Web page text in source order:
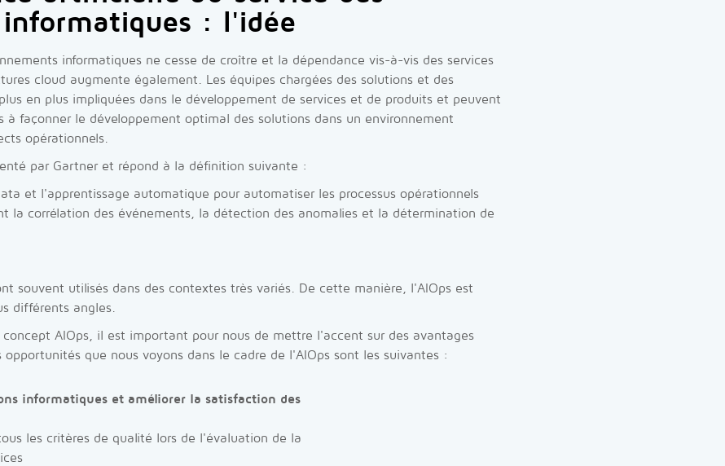
: l'idée
informatiques ne cesse de croître et la dépendance vis-à-vis des services
cloud augmente également. Les équipes chargées des solutions et des
en plus impliquées dans le développement de services et de produits et peuvent
à façonner le développement optimal des solutions dans un environnement
opérationnels.
par Gartner et répond à la définition suivante :
et l'apprentissage automatique pour automatiser les processus opérationnels
la corrélation des événements, la détection des anomalies et la détermination de
souvent utilisés dans des contextes très variés. De cette manière, l'AIOps est
différents angles.
concept AIOps, il est important pour nous de mettre l'accent sur des avantages
opportunités que nous voyons dans le cadre de l'AIOps sont les suivantes :
informatiques et améliorer la satisfaction des
les critères de qualité lors de l'évaluation de la